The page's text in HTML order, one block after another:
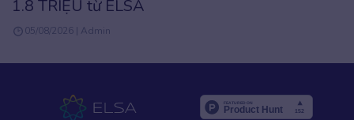
2.999K
31/07/2026 | Phuong Anh Vu